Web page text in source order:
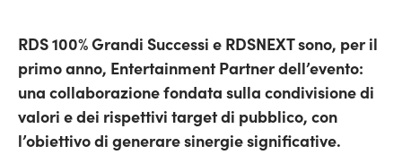
RDS 100% Grandi Successi e RDSNEXT sono, per il
primo anno, Entertainment Partner dell’evento:
una collaborazione fondata sulla condivisione di
valori e dei rispettivi target di pubblico, con
l’obiettivo di generare sinergie significative.